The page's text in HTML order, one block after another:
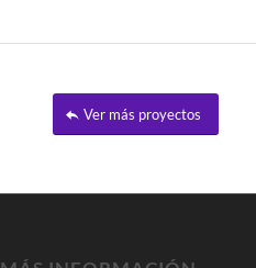
Ver más proyectos